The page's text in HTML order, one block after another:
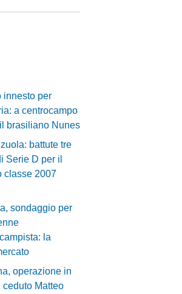
innesto per
a centrocampo
brasiliano Nunes
battute tre
Serie D per il
classe 2007
sondaggio per
la
operazione in
ceduto Matteo